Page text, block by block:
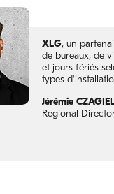
XLG, un
de bureaux, de
et jours fériés
types
Jérémie CZAGIEL
Regional